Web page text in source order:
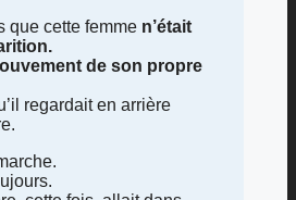
que cette femme n’était
de son propre
regardait en arrière